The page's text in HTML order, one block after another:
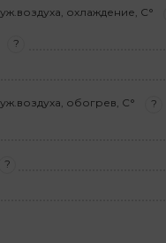
охлаждение, С°
?
обогрев, С° ?
?